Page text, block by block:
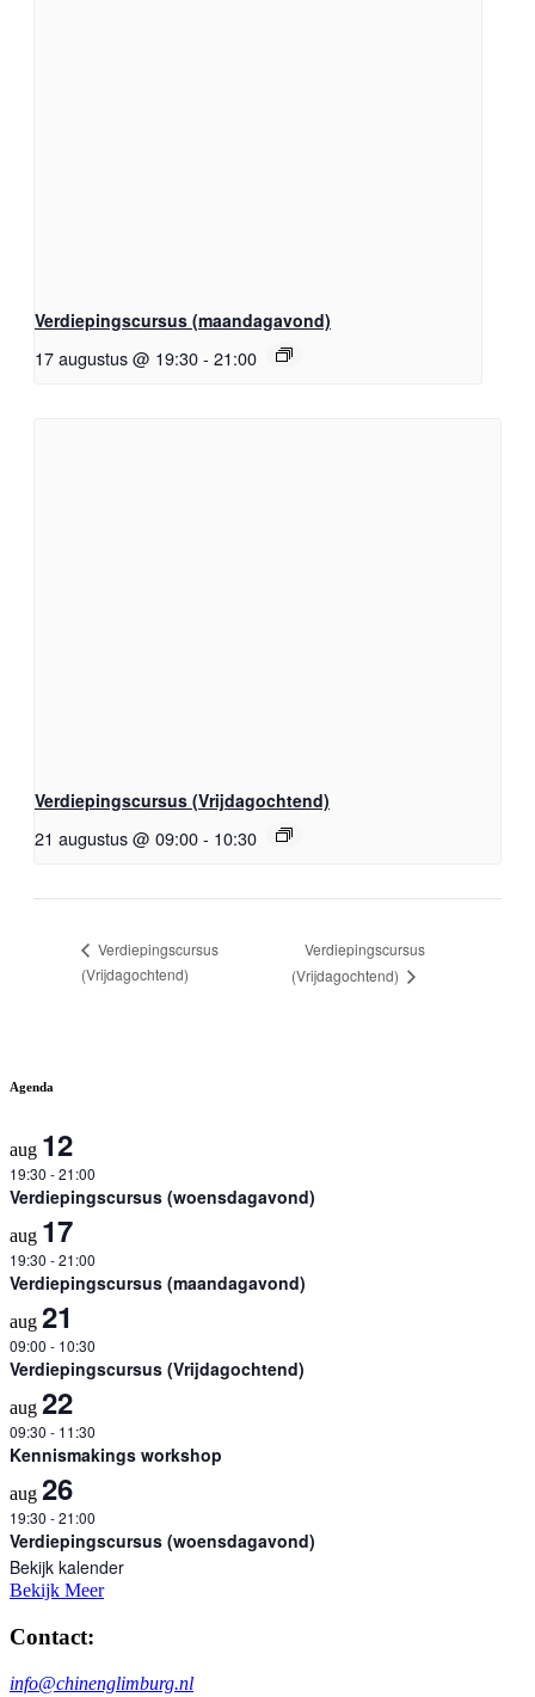
Verdiepingscursus (maandagavond)
17 augustus @ 19:30- 21:00
Verdiepingscursus (Vrijdagochtend)
21 augustus @ 09:00- 10:30
Verdiepingscursus
(Vrijdagochtend)
Verdiepingscursus
(Vrijdagochtend)
Agenda
aug 12
19:30 -21:00
Verdiepingscursus (woensdagavond)
aug 17
19:30 -21:00
Verdiepingscursus (maandagavond)
aug 21
09:00 - 10:30
Verdiepingscursus (Vrijdagochtend)
aug 22
09:30 - 11:30
Kennismakings workshop
aug 26
19:30 -21:00
Verdiepingscursus (woensdagavond)
Bekijk kalender
Bekijk Meer
Contact:
info@chinenglimburg.nl